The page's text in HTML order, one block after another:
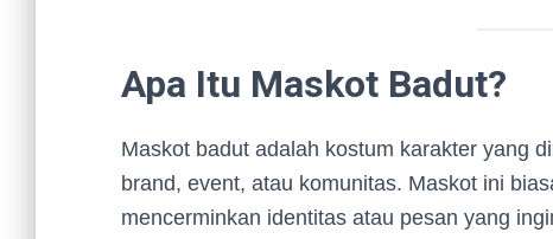
Apa Itu Maskot Badut?
Maskot badut adalah kostum karakter yang
brand, event, atau komunitas. Maskot ini
mencerminkan identitas atau pesan yang